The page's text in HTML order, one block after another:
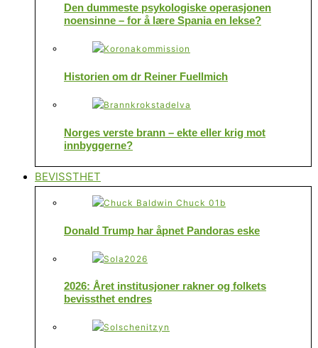
Den dummeste psykologiske operasjonen
noensinne – for å lære Spania en lekse?
Historien om dr Reiner Fuellmich
Norges verste brann – ekte eller krig mot
innbyggerne?
BEVISSTHET
Donald Trump har åpnet Pandoras eske
2026: Året institusjoner rakner og folkets
bevissthet endres